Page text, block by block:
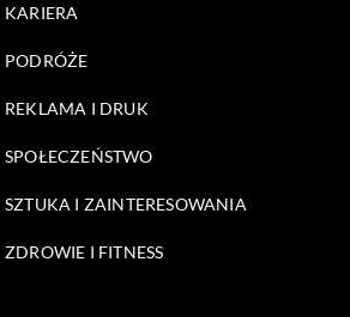
KARIERA
PODRÓŻE
REKLAMA I DRUK
SPOŁECZEŃSTWO
SZTUKA I ZAINTERESOWANIA
ZDROWIE I FITNESS